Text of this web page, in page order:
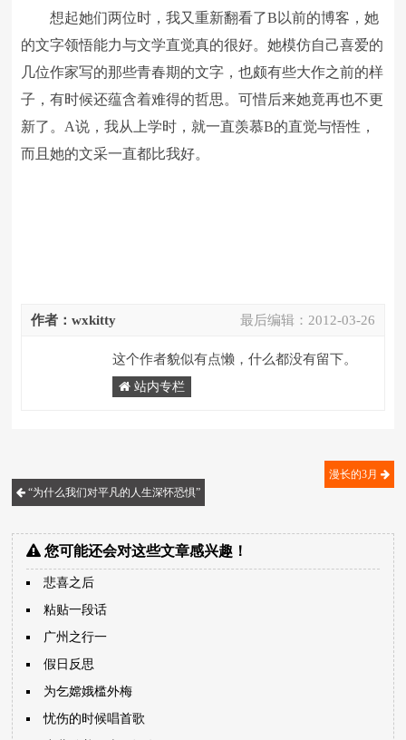
想起她们两位时，我又重新翻看了B以前的博客，她
的文字领悟能力与文学直觉真的很好。她模仿自己喜爱的
几位作家写的那些青春期的文字，也颇有些大作之前的样
子，有时候还蕴含着难得的哲思。可惜后来她竟再也不更
新了。A说，我从上学时，就一直羡慕B的直觉与悟性，
而且她的文采一直都比我好。
最后编辑： 2012-03-26
作者：wxkitty
这个作者貌似有点懒，什么都没有留下。
站内专栏
“为什么我们对平凡的人生深怀恐惧”
漫长的3月
您可能还会对这些文章感兴趣！
悲喜之后
粘贴一段话
广州之行一
假日反思
为乞嫦娥槛外梅
忧伤的时候唱首歌